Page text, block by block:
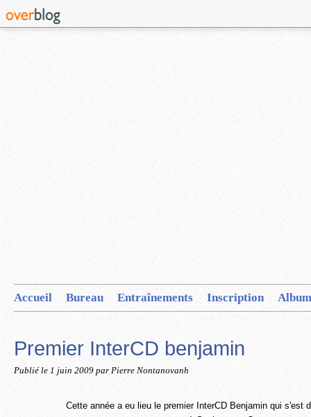
Accueil Bureau Entraînements Inscription
Premier InterCD benjamin
Publié le 1 juin 2009 par Pierre Nontanovanh
Cette année a eu lieu le premier InterCD Benjamin qui s'est